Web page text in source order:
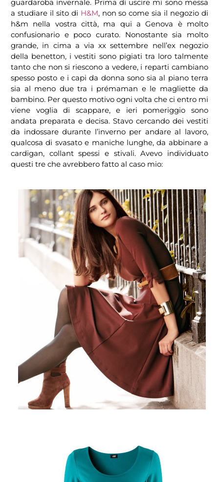
guardaroba invernale. Prima di uscire mi sono messa
a studiare il sito di H&M, non so come sia il negozio di
h&m nella vostra città, ma qui a Genova è molto
confusionario e poco curato. Nonostante sia molto
grande, in cima a via xx settembre nell’ex negozio
della benetton, i vestiti sono pigiati tra loro talmente
tanto che non si riescono a vedere, i reparti cambiano
spesso posto e i capi da donna sono sia al piano terra
sia al meno due tra i prémaman e le magliette da
bambino. Per questo motivo ogni volta che ci entro mi
viene voglia di scappare, e ieri pomeriggio sono
andata preparata e decisa. Stavo cercando dei vestiti
da indossare durante l’inverno per andare al lavoro,
qualcosa di svasato e maniche lunghe, da abbinare a
cardigan, collant spessi e stivali. Avevo individuato
questi tre che avrebbero fatto al caso mio: